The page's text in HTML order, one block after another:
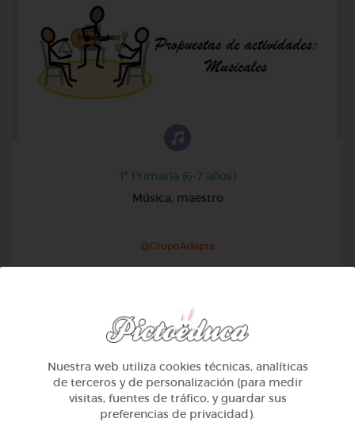
1º Primaria (6-7 años)
Música, maestro
@GrupoAdapta
Nuestra web utiliza cookies técnicas, analíticas
de terceros y de personalización (para medir
visitas, fuentes de tráfico, y guardar sus
preferencias de privacidad).